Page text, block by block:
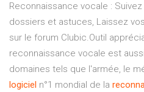
Reconnaissance vocale :
dossiers et astuces, Laissez
sur le forum Clubic.Outil
reconnaissance vocale est
domaines tels que l'armée, le
logiciel n°1 mondial de la